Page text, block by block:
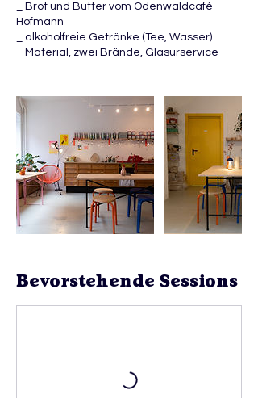
_ Brot und Butter vom Odenwaldcafé
Hofmann
_ alkoholfreie Getränke (Tee, Wasser)
_ Material, zwei Brände, Glasurservice
Bevorstehende Sessions